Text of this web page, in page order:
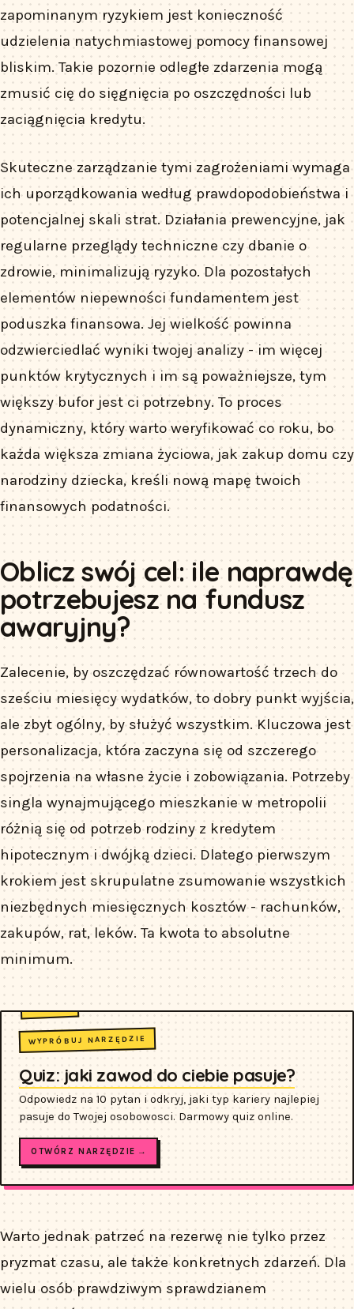
zapominanym ryzykiem jest konieczność
udzielenia natychmiastowej pomocy finansowej
bliskim. Takie pozornie odległe zdarzenia mogą
zmusić cię do sięgnięcia po oszczędności lub
zaciągnięcia kredytu.
Skuteczne zarządzanie tymi zagrożeniami wymaga
ich uporządkowania według prawdopodobieństwa i
potencjalnej skali strat. Działania prewencyjne, jak
regularne przeglądy techniczne czy dbanie o
zdrowie, minimalizują ryzyko. Dla pozostałych
elementów niepewności fundamentem jest
poduszka finansowa. Jej wielkość powinna
odzwierciedlać wyniki twojej analizy - im więcej
punktów krytycznych i im są poważniejsze, tym
większy bufor jest ci potrzebny. To proces
dynamiczny, który warto weryfikować co roku, bo
każda większa zmiana życiowa, jak zakup domu czy
narodziny dziecka, kreśli nową mapę twoich
finansowych podatności.
Oblicz swój cel: ile naprawdę
potrzebujesz na fundusz
awaryjny?
Zalecenie, by oszczędzać równowartość trzech do
sześciu miesięcy wydatków, to dobry punkt wyjścia,
ale zbyt ogólny, by służyć wszystkim. Kluczowa jest
personalizacja, która zaczyna się od szczerego
spojrzenia na własne życie i zobowiązania. Potrzeby
singla wynajmującego mieszkanie w metropolii
różnią się od potrzeb rodziny z kredytem
hipotecznym i dwójką dzieci. Dlatego pierwszym
krokiem jest skrupulatne zsumowanie wszystkich
niezbędnych miesięcznych kosztów - rachunków,
zakupów, rat, leków. Ta kwota to absolutne
minimum.
WYPRÓBUJ NARZĘDZIE
Quiz: jaki zawod do ciebie pasuje?
Odpowiedz na 10 pytan i odkryj, jaki typ kariery najlepiej
pasuje do Twojej osobowosci. Darmowy quiz online.
OTWÓRZ NARZĘDZIE →
Warto jednak patrzeć na rezerwę nie tylko przez
pryzmat czasu, ale także konkretnych zdarzeń. Dla
wielu osób prawdziwym sprawdzianem